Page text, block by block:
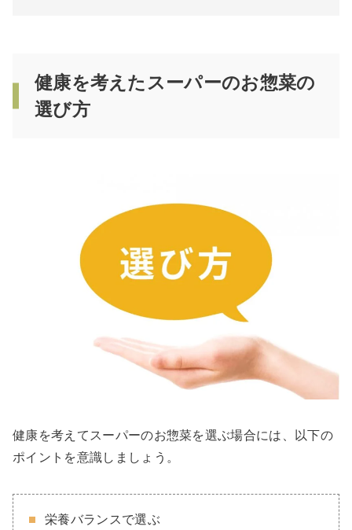
健康を考えたスーパーのお惣菜の
選び方
健康を考えてスーパーのお惣菜を選ぶ場合には、以下の
ポイントを意識しましょう。
栄養バランスで選ぶ